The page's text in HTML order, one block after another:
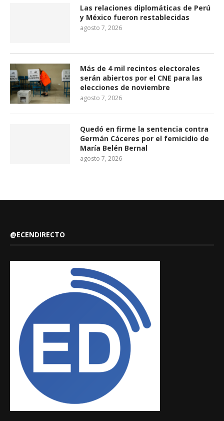
Las relaciones diplomáticas de Perú
y México fueron restablecidas
agosto 7, 2026
Más de 4 mil recintos electorales
serán abiertos por el CNE para las
elecciones de noviembre
agosto 7, 2026
Quedó en firme la sentencia contra
Germán Cáceres por el femicidio de
María Belén Bernal
agosto 7, 2026
@ECENDIRECTO